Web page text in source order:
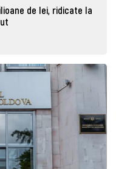
de lei, ridicate la